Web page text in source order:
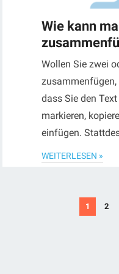
Wie kann
Wollen Sie zwei
dass Sie den
markieren,
einfügen.
WEITERLESEN »
Seitennummerierung
1 2